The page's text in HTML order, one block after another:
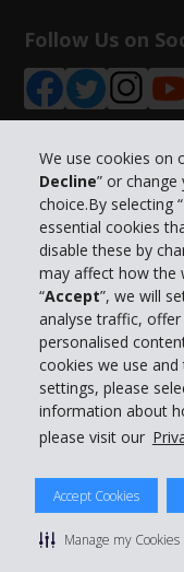
We use cookies on
Decline” or
choice.By selecting “
essential cookies
disable these by
may affect how the
“Accept”, we will
analyse traffic,
personalised
cookies we use
settings, please
information about
please visit our
Accept Cookies
Manage my Cookies
Follow Us on
Info su Hertz
Business
Customer Service
Prenota con Hertz
© 2026 The
Privacy Policy |
Manage cookie